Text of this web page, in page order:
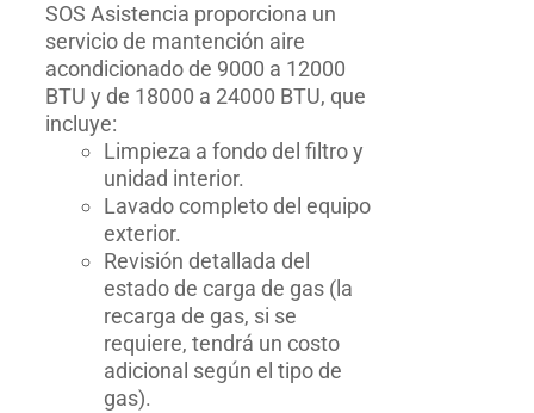
SOS Asistencia proporciona un
servicio de mantención aire
acondicionado de 9000 a 12000
BTU y de 18000 a 24000 BTU, que
incluye:
Limpieza a fondo del filtro y
unidad interior.
Lavado completo del equipo
exterior.
Revisión detallada del
estado de carga de gas (la
recarga de gas, si se
requiere, tendrá un costo
adicional según el tipo de
gas).